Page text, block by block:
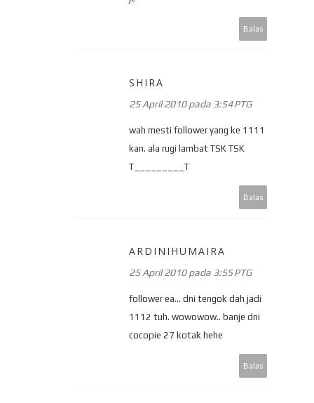
Balas
SHIRA
25 April 2010 pada 3:54 PTG
wah mesti follower yang ke 1111
kan. ala rugi lambat TSK TSK
T_________T
Balas
ARDINIHUMAIRA
25 April 2010 pada 3:55 PTG
follower ea... dni tengok dah jadi
1112 tuh. wowowow.. banje dni
cocopie 27 kotak hehe
Balas